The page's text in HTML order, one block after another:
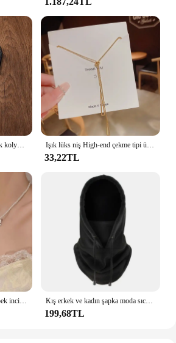
Bohemian etnik ahşap yaprak kolye kolye Vintage el yapımı Retro bildirimi kolye kadınlar için günlük giyim moda takı Işık lüks niş High-end çekme tipi üçgen püskül kolye bayanlar moda Charm klavikula zinciri Boudoir bal parti hediye
33,22TL
Moda kadınlar Vintage kelebek inci kolye kadın kolye yaka zincir Neckchain parti aksesuarları Kış erkek ve kadın şapka moda sıcak şapka su geçirmez sıcak yün Balaclava şapka kapşonlu boyun sıcak yürüyüş eşarp
199,68TL